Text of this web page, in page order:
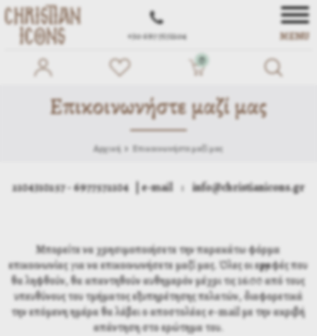
+30 697 7572104 MENU
0
Επικοινωνήστε μαζί μας
Αρχική Επικοινωνήστε μαζί μας
2104310257 - 6977572104 | e-mail : info@christianicons.gr
Μπορείτε να χρησιμοποιήσετε την παρακάτω φόρμα
επικοινωνίας για να επικοινωνήσετε μαζί μας. Όλες οι εγγραφές που
θα ληφθούν, θα απαντηθούν αυθημερόν μέχρι τις 16:00 από τους
υπευθύνους του τμήματος εξυπηρέτησης πελατών, διαφορετικά
την επόμενη ημέρα θα λάβει ο αποστολέας e-mail με την ακριβή
απάντηση στο ερώτημα του.